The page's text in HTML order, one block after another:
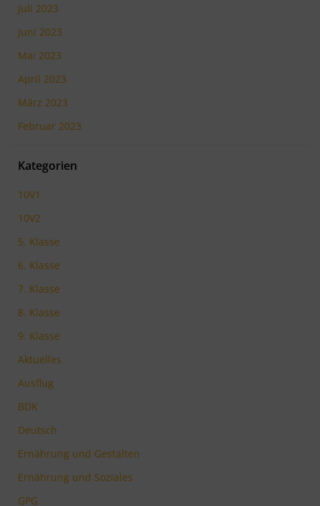
Juli 2023
Juni 2023
Mai 2023
April 2023
März 2023
Februar 2023
Kategorien
10V1
10V2
5. Klasse
6. Klasse
7. Klasse
8. Klasse
9. Klasse
Aktuelles
Ausflug
BDK
Deutsch
Ernährung und Gestalten
Ernährung und Soziales
GPG